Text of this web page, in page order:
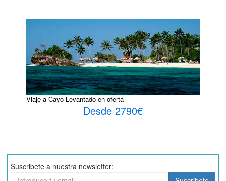
Viaje a Cayo Levantado en oferta
Desde 2790€
Suscribete a nuestra newsletter:
Suscribete